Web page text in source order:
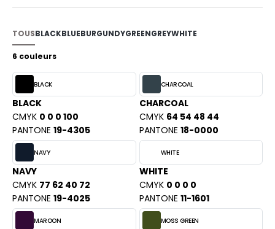
SHOPPING
VETEMENTS
SHIRT
SHIRT
- BLANKS
COOL
HOODS
TOUSBLACKBLUEBURGUNDYGREENGREYWHITE
6 couleurs
BLACK
BLACK
CMYK 0 0 0 100
PANTONE 19-4305
CHARCOAL
CHARCOAL
CMYK 64 54 48 44
PANTONE 18-0000
NAVY
NAVY
CMYK 77 62 40 72
PANTONE 19-4025
WHITE
WHITE
CMYK 0 0 0 0
PANTONE 11-1601
MAROON MOSS GREEN